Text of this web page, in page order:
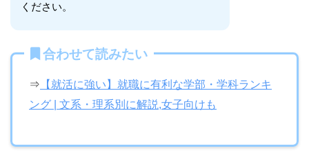
ください。
合わせて読みたい
⇒ 【就活に強い】就職に有利な学部・学科ランキ
ング | 文系・理系別に解説,女子向けも